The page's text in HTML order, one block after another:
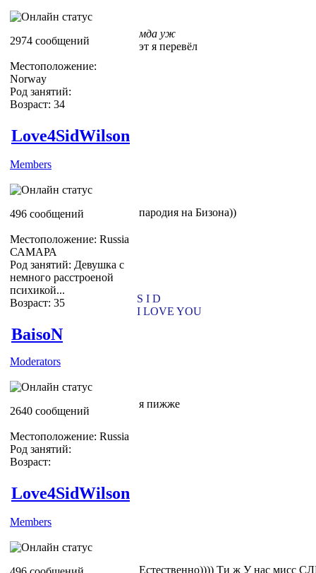
2974 сообщений
Местоположение:
Norway
Род занятий:
Возраст: 34
мда уж
эт я перевёл
Love4SidWilson
Members
496 сообщений
Местоположение: Russia
САМАРА
Род занятий: Девушка с
немного расстроеной
психикой...
Возраст: 35
пародия на Бизона))
S I D
I LOVE YOU
BaisoN
Moderators
2640 сообщений
Местоположение: Russia
Род занятий:
Возраст:
я пижже
Love4SidWilson
Members
Естественно)))) Ти ж У нас